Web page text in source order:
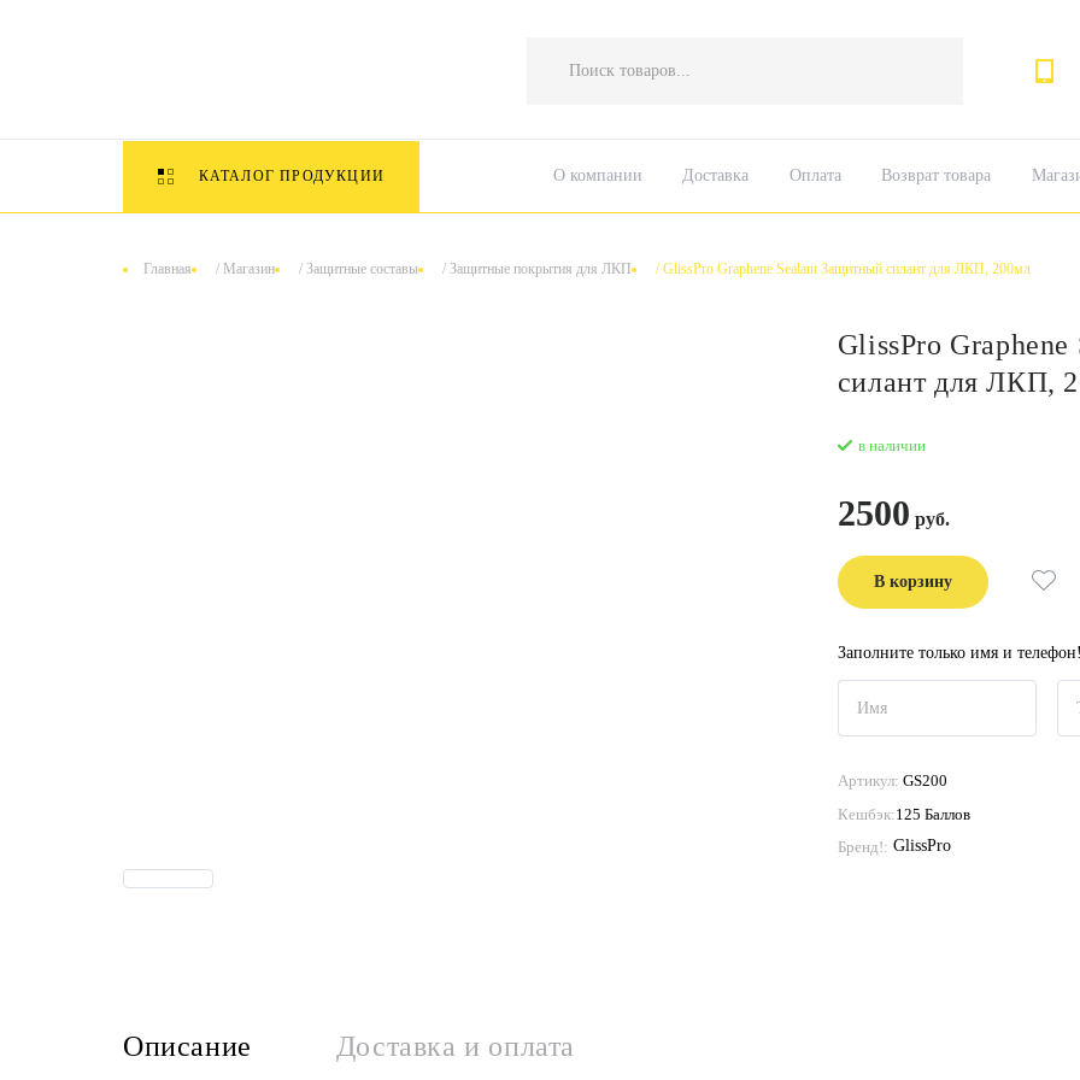
товаров
КАТАЛОГ ПРОДУКЦИИ О компании Доставка Оплата Возврат товара
Главная / Магазин / Защитные составы / Защитные покрытия для ЛКП /GlissPro Graphene Sealant Защитный силант для ЛКП, 200мл
GlissPro
силант для ЛКП,
в наличии
2500
В корзину
Заполните только имя и
Артикул: GS200
Первоначальная
составляла
2500 .
Текущая
2500 .
Кешбэк:125 Баллов
Бренд!: GlissPro
Описание Доставка и оплата